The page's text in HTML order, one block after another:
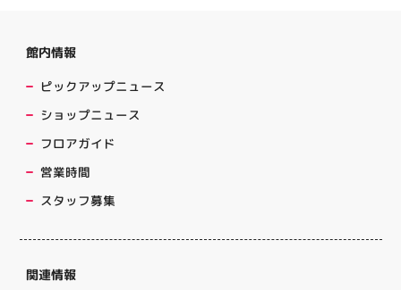
館内情報
ピックアップニュース
ショップニュース
フロアガイド
営業時間
スタッフ募集
関連情報